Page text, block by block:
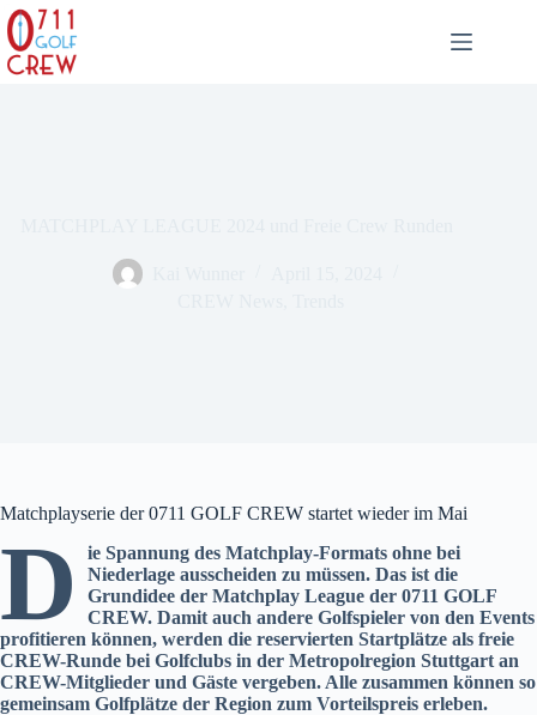
Zum
Inhalt
springen
Matchplayserie der 0711 GOLF CREW startet wieder im Mai
D
ie Spannung des Matchplay-Formats ohne bei
Niederlage ausscheiden zu müssen. Das ist die
Grundidee der Matchplay League der 0711 GOLF
CREW. Damit auch andere Golfspieler von den Events
profitieren können, werden die reservierten Startplätze als freie
CREW-Runde bei Golfclubs in der Metropolregion Stuttgart an
CREW-Mitglieder und Gäste vergeben. Alle zusammen können so
gemeinsam Golfplätze der Region zum Vorteilspreis erleben.